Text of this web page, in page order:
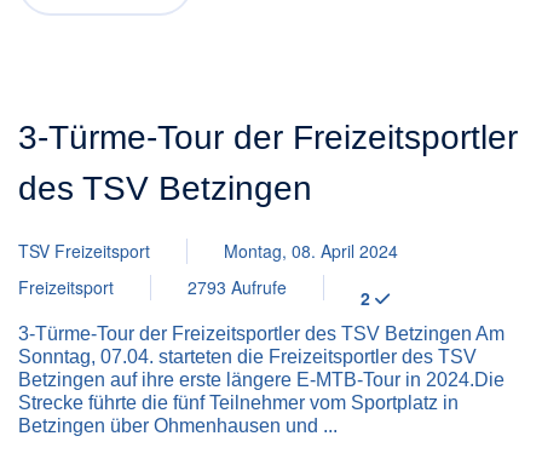
3-Türme-Tour der Freizeitsportler
des TSV Betzingen
TSV Freizeitsport
Montag, 08. April 2024
Freizeitsport
2793 Aufrufe 2
3-Türme-Tour der Freizeitsportler des TSV Betzingen Am
Sonntag, 07.04. starteten die Freizeitsportler des TSV
Betzingen auf ihre erste längere E-MTB-Tour in 2024.Die
Strecke führte die fünf Teilnehmer vom Sportplatz in
Betzingen über Ohmenhausen und ...